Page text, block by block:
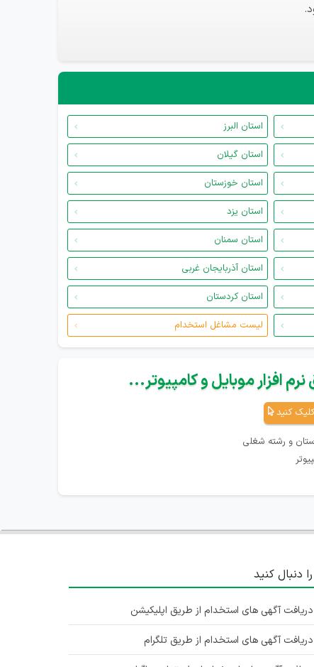
استان البرز
استان گیلان
استان خوزستان
استان یزد
استان سمنان
استان آذربایجان غربی
استان کردستان
لیست مشاغل استخدام
افزار موبایل و کامپیوتر...
کلیک کنید
و رشته شغلی
دنبال کنید
آگهی های استخدام از طریق اپلیکیشن
آگهی های استخدام از طریق تلگرام